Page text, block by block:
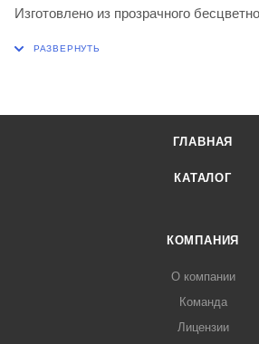
Изготовлено из прозрачного
ГЛАВНАЯ
КАТАЛОГ
КОМПАНИЯ
О компании
Команда
Лицензии